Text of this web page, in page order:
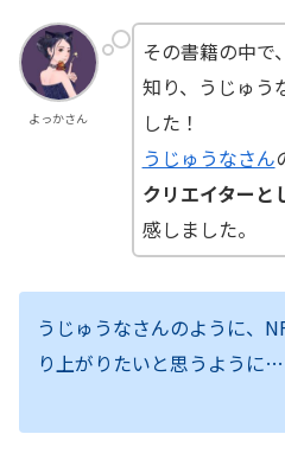
よっかさん
その書籍の中で、
知り、うじゅう
した！
うじゅうなさん
クリエイターと
感しました。
うじゅうなさんのように、
り上がりたいと思うように…